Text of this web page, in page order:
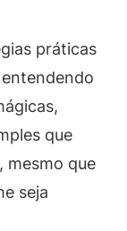
práticas
que
mesmo que
seja